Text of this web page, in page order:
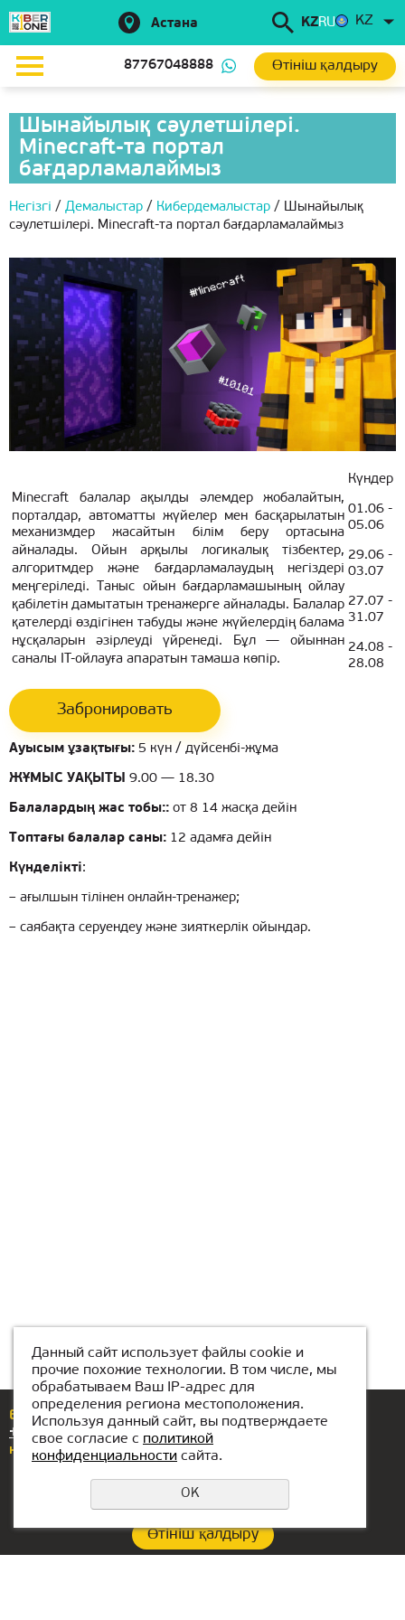
Астана KZRU KZ
87767048888 Өтініш қалдыру
Шынайылық сәулетшілері.
Minecraft-та портал
бағдарламалаймыз
Негізгі / Демалыстар / Кибердемалыстар / Шынайылық
сәулетшілері. Minecraft-та портал бағдарламалаймыз
Minecraft балалар ақылды әлемдер жобалайтын,
порталдар, автоматты жүйелер мен басқарылатын
механизмдер жасайтын білім беру ортасына
айналады. Ойын арқылы логикалық тізбектер,
алгоритмдер және бағдарламалаудың негіздері
меңгеріледі. Таныс ойын бағдарламашының ойлау
қабілетін дамытатын тренажерге айналады. Балалар
қателерді өздігінен табуды және жүйелердің балама
нұсқаларын әзірлеуді үйренеді. Бұл — ойыннан
саналы IT-ойлауға апаратын тамаша көпір.
Күндер
01.06 -
05.06
29.06 -
03.07
27.07 -
31.07
24.08 -
28.08
Забронировать
Ауысым ұзақтығы: 5 күн / дүйсенбі-жұма
ЖҰМЫС УАҚЫТЫ 9.00 — 18.30
Балалардың жас тобы:: от 8 14 жасқа дейін
Топтағы балалар саны: 12 адамға дейін
Күнделікті:
– ағылшын тілінен онлайн-тренажер;
– саябақта серуендеу және зияткерлік ойындар.
Егер сізде сұрақтар немесе ұсыныстар болса,
+7(776)704-88-88нөміріне қоңырау шалыңыз
немесе бізге жазыңызastana@kiber-one.com
Өтініш қалдыру
Данный сайт использует файлы cookie и
прочие похожие технологии. В том числе, мы
обрабатываем Ваш IP-адрес для
определения региона местоположения.
Используя данный сайт, вы подтверждаете
свое согласие с политикой
конфиденциальности сайта.
OK